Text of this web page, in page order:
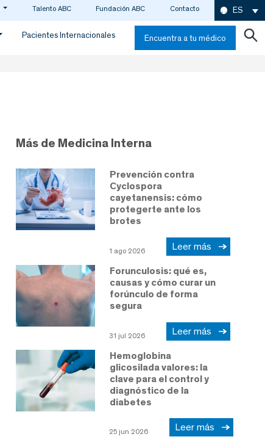
Talento ABC Fundación ABC Contacto ES
Pacientes Internacionales Encuentra a tu médico
Más de Medicina Interna
Prevención contra
Cyclospora
cayetanensis: cómo
protegerte ante los
brotes
1 ago 2026 Leer más
Forunculosis: qué es,
causas y cómo curar un
forúnculo de forma
segura
31 jul 2026 Leer más
Hemoglobina
glicosilada valores: la
clave para el control y
diagnóstico de la
diabetes
25 jun 2026 Leer más